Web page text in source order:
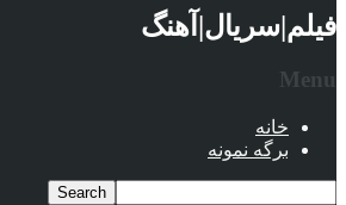
فیلم|سریال|آهنگ
Menu
خانه
برگه نمونه